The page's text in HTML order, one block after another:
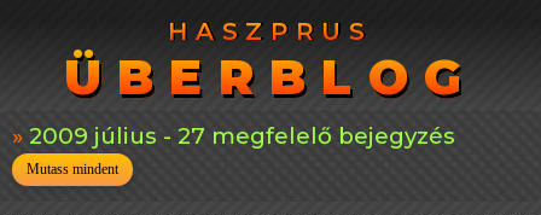
HASZPRUS
ÜBERBLOG
HASZPRUS
ÜBERBLOG
2009 július - 27 megfelelő bejegyzés
Mutass mindent